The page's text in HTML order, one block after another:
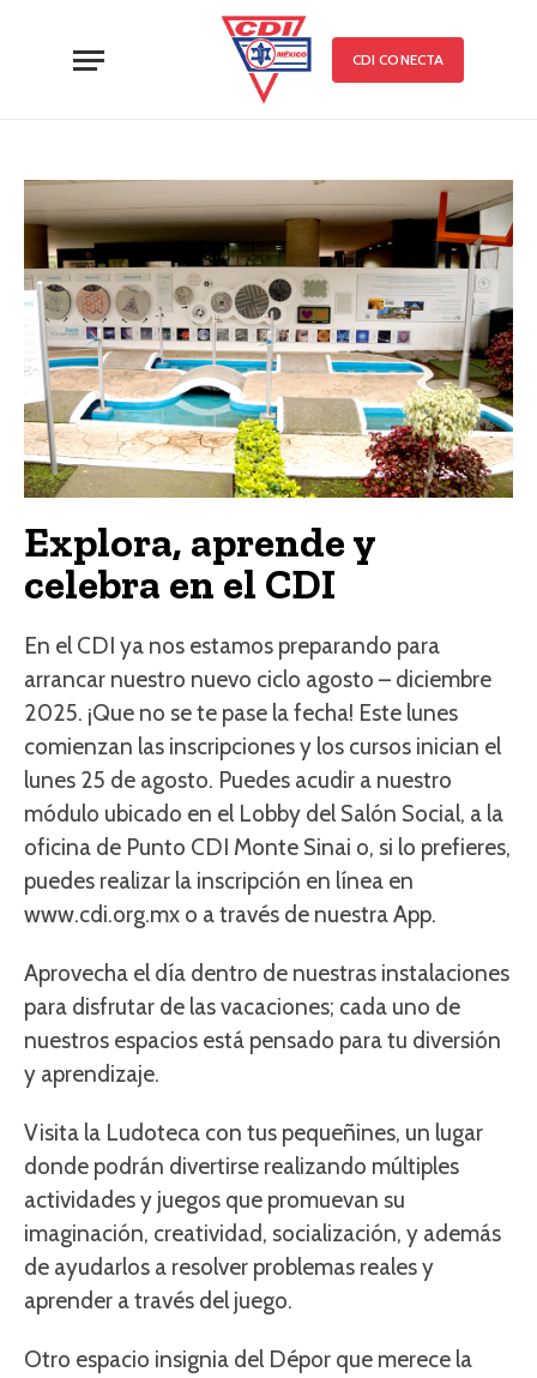
CDI CONECTA
Explora, aprende y
celebra en el CDI
En el CDI ya nos estamos preparando para
arrancar nuestro nuevo ciclo agosto – diciembre
2025. ¡Que no se te pase la fecha! Este lunes
comienzan las inscripciones y los cursos inician el
lunes 25 de agosto. Puedes acudir a nuestro
módulo ubicado en el Lobby del Salón Social, a la
oficina de Punto CDI Monte Sinai o, si lo prefieres,
puedes realizar la inscripción en línea en
www.cdi.org.mx o a través de nuestra App.
Aprovecha el día dentro de nuestras instalaciones
para disfrutar de las vacaciones; cada uno de
nuestros espacios está pensado para tu diversión
y aprendizaje.
Visita la Ludoteca con tus pequeñines, un lugar
donde podrán divertirse realizando múltiples
actividades y juegos que promuevan su
imaginación, creatividad, socialización, y además
de ayudarlos a resolver problemas reales y
aprender a través del juego.
Otro espacio insignia del Dépor que merece la